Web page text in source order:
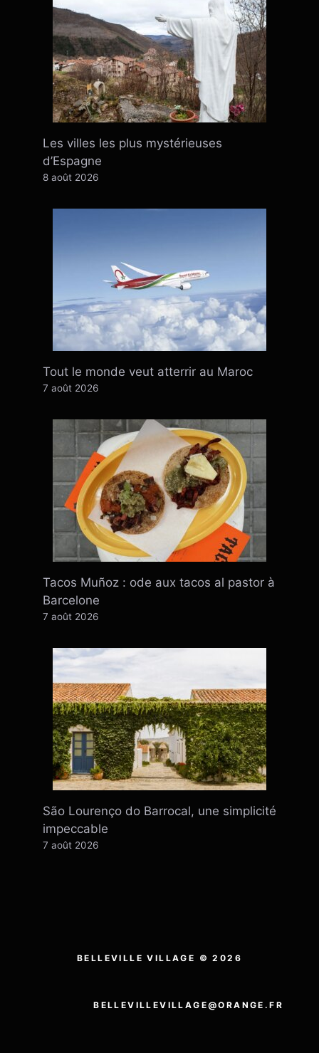
Les villes les plus mystérieuses
d’Espagne
8 août 2026
Tout le monde veut atterrir au Maroc
7 août 2026
Tacos Muñoz : ode aux tacos al pastor à
Barcelone
7 août 2026
São Lourenço do Barrocal, une simplicité
impeccable
7 août 2026
BELLEVILLE VILLAGE © 2026
BELLEVILLEVILLAGE@ORANGE.FR